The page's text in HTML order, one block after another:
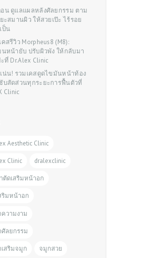
น ดูแลแผลหลังศัลยกรรม ตาม
ะสมานผิว ให้สวยเป๊ะ ไร้รอย
ป็น
คสรีวิว Morpheus8 (M8):
นหน้ายับ ปรับผิวพัง ให้กลับมา
ะที่ Dr.Alex Clinic
น่น! รวมเคสดูดไขมันหน้าท้อง
บสัดส่วนทุกระยะการฟื้นตัวที่
Clinic
Aesthetic Clinic
Clinic dralexclinic
ตัดเสริมหน้าอก
ริมหน้าอก
วามงาม
ลยกรรม
สริมจมูก จมูกสวย